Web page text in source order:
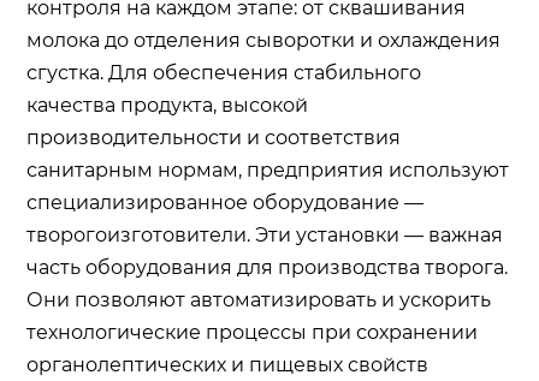
контроля на каждом этапе: от сквашивания
молока до отделения сыворотки и охлаждения
сгустка. Для обеспечения стабильного
качества продукта, высокой
производительности и соответствия
санитарным нормам, предприятия используют
специализированное оборудование —
творогоизготовители. Эти установки — важная
часть оборудования для производства творога.
Они позволяют автоматизировать и ускорить
технологические процессы при сохранении
органолептических и пищевых свойств